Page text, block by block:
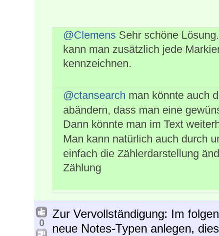
@Clemens Sehr schöne
kann man zusätzlich jede
kennzeichnen.
@ctansearch man könnte auch
abändern, dass man eine
Dann könnte man im Text
Man kann natürlich auch durch
einfach die Zählerdarstellung
Zählung
0
Zur Vervollständigung: Im
neue Notes-Typen anlegen,